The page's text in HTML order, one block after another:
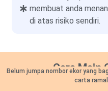
membuat anda
di atas risiko sendiri.
Cara Main
Belum jumpa nombor ekor yang
carta